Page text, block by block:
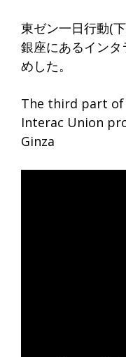
東ゼン一日行動(
銀座にあるイン
めした。
The third part of
Interac Union
Ginza